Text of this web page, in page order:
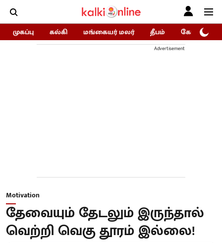
முகப்பு கல்கி மங்கையர் மலர் தீபம் கோகுலம்/
Advertisement
Motivation
தேவையும் தேடலும் இருந்தால்
வெற்றி வெகு தூரம் இல்லை!